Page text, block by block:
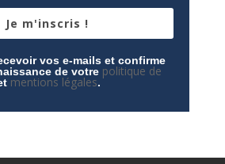
Je m'inscris !
vos e-mails et confirme
de votre politique de
mentions légales.